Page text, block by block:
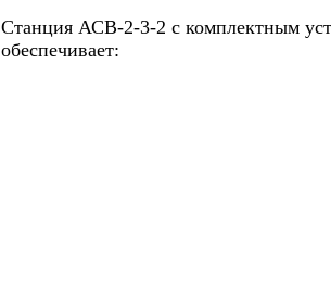
Станция АСВ-2-3-2 с комплектным
обеспечивает: